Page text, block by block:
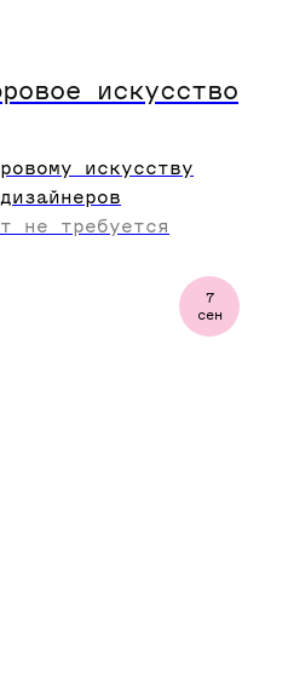
искусство
искусству
не требуется
7
сен